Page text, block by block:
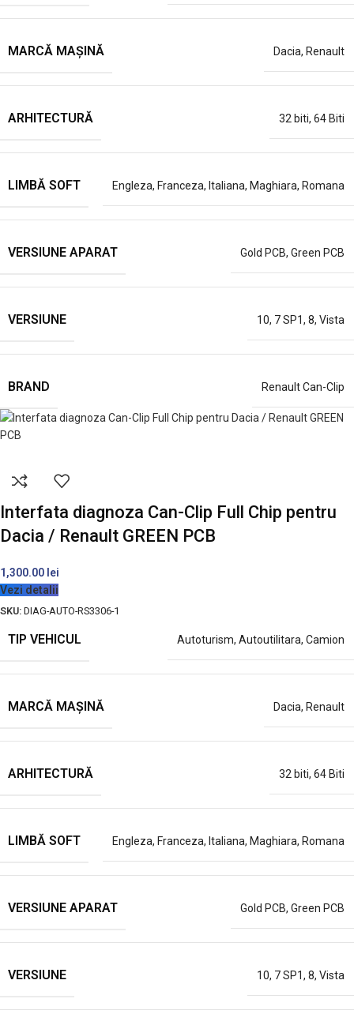
MARCĂ MAȘINĂ Dacia, Renault
ARHITECTURĂ 32 biti, 64 Biti
LIMBĂ SOFT Engleza, Franceza, Italiana, Maghiara, Romana
VERSIUNE APARAT Gold PCB, Green PCB
VERSIUNE 10, 7 SP1, 8, Vista
BRAND Renault Can-Clip
Interfata diagnoza Can-Clip Full Chip pentru
Dacia / Renault GREEN PCB
1,300.00 lei
Vezi detalii
SKU: DIAG-AUTO-RS3306-1
TIP VEHICUL Autoturism, Autoutilitara, Camion
MARCĂ MAȘINĂ Dacia, Renault
ARHITECTURĂ 32 biti, 64 Biti
LIMBĂ SOFT Engleza, Franceza, Italiana, Maghiara, Romana
VERSIUNE APARAT Gold PCB, Green PCB
VERSIUNE 10, 7 SP1, 8, Vista